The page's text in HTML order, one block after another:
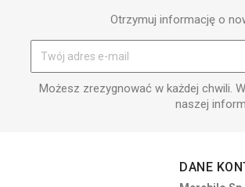
Otrzymuj informację o
Możesz zrezygnować w każdej chwili.
naszej
DANE